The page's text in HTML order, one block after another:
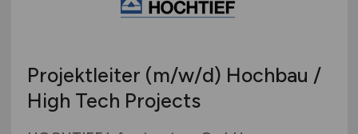
Projektleiter (m/w/d) Hochbau /
High Tech Projects